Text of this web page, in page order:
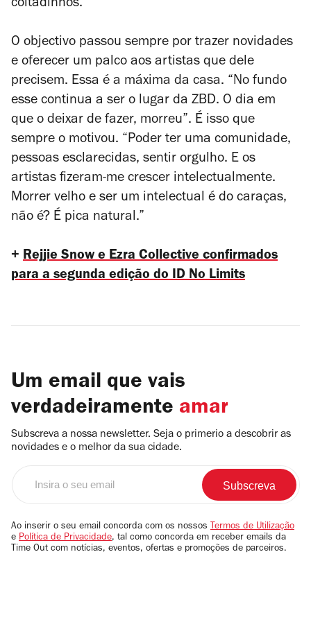
coitadinhos.”
O objectivo passou sempre por trazer novidades
e oferecer um palco aos artistas que dele
precisem. Essa é a máxima da casa. “No fundo
esse continua a ser o lugar da ZBD. O dia em
que o deixar de fazer, morreu”. É isso que
sempre o motivou. “Poder ter uma comunidade,
pessoas esclarecidas, sentir orgulho. E os
artistas fizeram-me crescer intelectualmente.
Morrer velho e ser um intelectual é do caraças,
não é? É pica natural.”
+ Rejjie Snow e Ezra Collective confirmados
para a segunda edição do ID No Limits
Um email que vais
verdadeiramente amar
Subscreva a nossa newsletter. Seja o primerio a descobrir as
novidades e o melhor da sua cidade.
email
Ao inserir o seu email concorda com os nossos Termos de Utilização
e Política de Privacidade, tal como concorda em receber emails da
Time Out com notícias, eventos, ofertas e promoções de parceiros.